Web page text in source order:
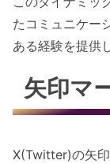
たコミュニケー
ある経験を提供
矢印マ
X(Twitter)の矢